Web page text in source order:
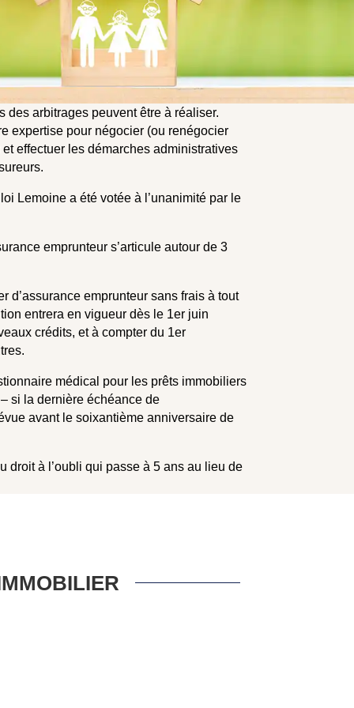
des arbitrages peuvent être à réaliser.
expertise pour négocier (ou renégocier
effectuer les démarches administratives
Lemoine a été votée à l’unanimité par le
emprunteur s’articule autour de 3
d’assurance emprunteur sans frais à tout
entrera en vigueur dès le 1er juin
crédits, et à compter du 1er
médical pour les prêts immobiliers
si la dernière échéance de
avant le soixantième anniversaire de
droit à l’oubli qui passe à 5 ans au lieu de